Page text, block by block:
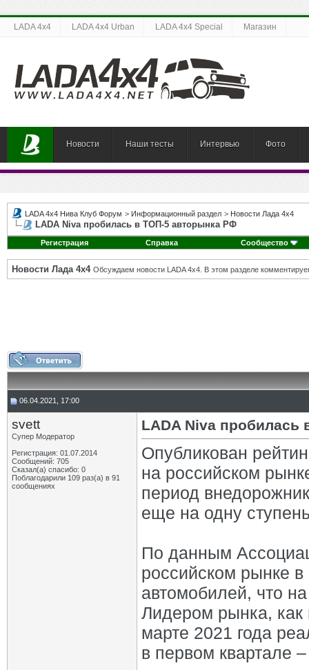
LADA 4x4 LADA 4x4 Urban LADA 4x4 Special Магазин
Новости Наши тесты Интервью Фото
LADA 4x4 Нива Клуб Форум > Информационный раздел > Новости Лада 4х4
LADA Niva пробилась в ТОП-5 авторынка РФ
Регистрация Справка Сообщество
Новости Лада 4х4 Обсуждаем новости LADA 4x4. В этом разделе
06.04.2021, 17:00
svett
Супер Модератор
Регистрация: 01.07.2014
Сообщений: 705
Сказал(а) спасибо: 0
Поблагодарили 109 раз(а) в 91
сообщениях
LADA Niva
Опубликован
на российском
период
еще на одну
По данным
российском рынке
автомобилей, что
Лидером рынка,
марте 2021 года
в первом квартале